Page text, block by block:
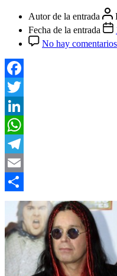
Autor de la entrada
Fecha de la entrada
No hay comentarios
Facebook
Twitter
LinkedIn
WhatsApp
Telegram
Email
Compartir